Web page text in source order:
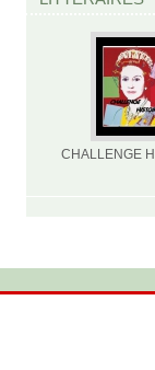
CHALLENGE